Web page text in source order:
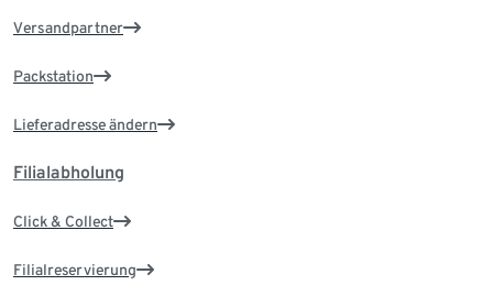
Versandpartner
Packstation
Lieferadresse ändern
Filialabholung
Click & Collect
Filialreservierung